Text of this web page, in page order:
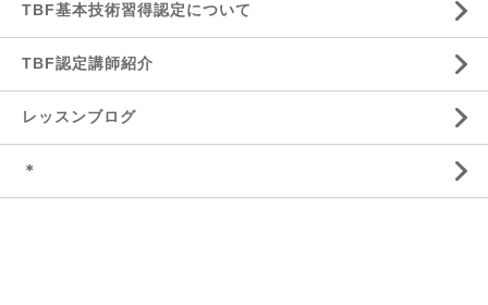
TBF基本技術習得認定について
TBF認定講師紹介
レッスンブログ
＊